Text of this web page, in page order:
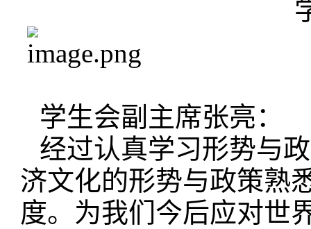
学生会副主席张亮：
经过认真学习形势与
济文化的形势与政策熟
度。为我们今后应对世